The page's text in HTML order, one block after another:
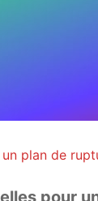
plan de
pour